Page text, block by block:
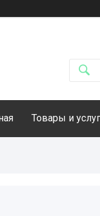
Товары и